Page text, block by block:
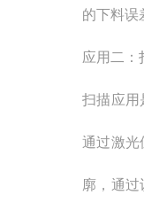
的下料误
应用二：
扫描应用
通过激光
廓，通过